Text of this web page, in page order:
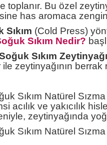
Bu özel
has aromaca
Sıkım (Cold Press)
Sıkım Nedir?
Sıkım
ile zeytinyağının
Sıkım Natürel
acılık ve yakıcılık
zeytinyağında
Sıkım Natürel